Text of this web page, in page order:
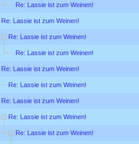
Re: Lassie ist zum Weinen!
Re: Lassie ist zum Weinen!
Re: Lassie ist zum Weinen!
Re: Lassie ist zum Weinen!
Re: Lassie ist zum Weinen!
Re: Lassie ist zum Weinen!
Re: Lassie ist zum Weinen!
Re: Lassie ist zum Weinen!
Re: Lassie ist zum Weinen!